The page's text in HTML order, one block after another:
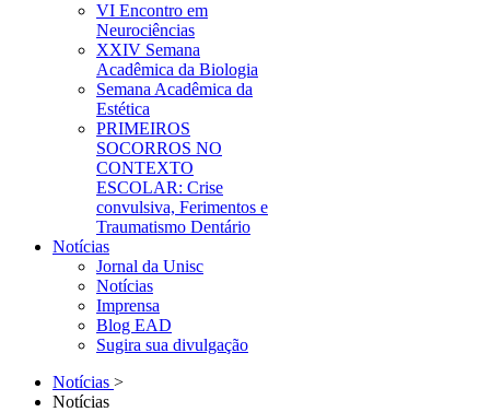
VI Encontro em
Neurociências
XXIV Semana
Acadêmica da Biologia
Semana Acadêmica da
Estética
PRIMEIROS
SOCORROS NO
CONTEXTO
ESCOLAR: Crise
convulsiva, Ferimentos e
Traumatismo Dentário
Notícias
Jornal da Unisc
Notícias
Imprensa
Blog EAD
Sugira sua divulgação
Notícias >
Notícias